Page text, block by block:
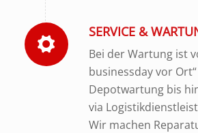
SERVICE &
Bei der Wartung ist
businessday vor
Depotwartung bis
via
Wir machen